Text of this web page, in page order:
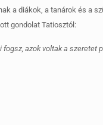
a diákok, a tanárok és a
gondolat Tatiosztól:
azok voltak a szeretet